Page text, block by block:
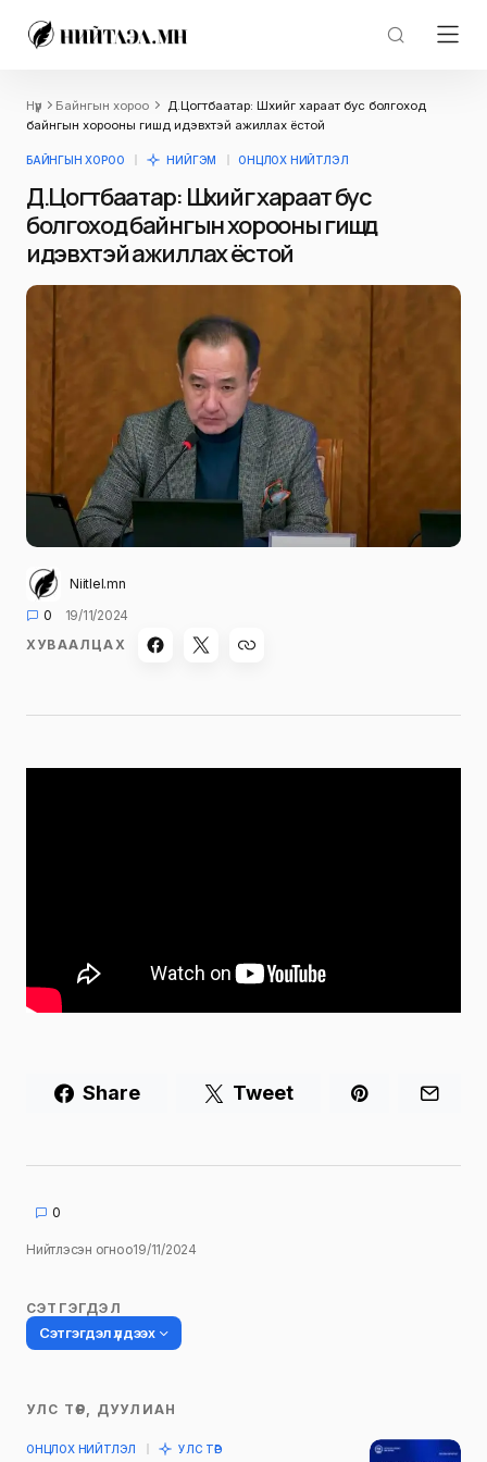
Нүүр Байнгын хороо
Д.Цогтбаатар: Шүүхийг хараат бус болгоход
байнгын хорооны гишүүд идэвхтэй ажиллах ёстой
БАЙНГЫН ХОРОО НИЙГЭМ ОНЦЛОХ НИЙТЛЭЛ
Д.Цогтбаатар: Шүүхийг хараат бус
болгоход байнгын хорооны гишүүд
идэвхтэй ажиллах ёстой
Niitlel.mn
0
19/11/2024
ХУВААЛЦАХ
Share Tweet
0
Нийтлэсэн огноо19/11/2024
СЭТГЭГДЭЛ
Сэтгэгдэл үлдээх
Таны имэйл хаягийг нийтлэхгүй.
УЛС ТӨР, ДУУЛИАН
ОНЦЛОХ НИЙТЛЭЛ УЛС ТӨР